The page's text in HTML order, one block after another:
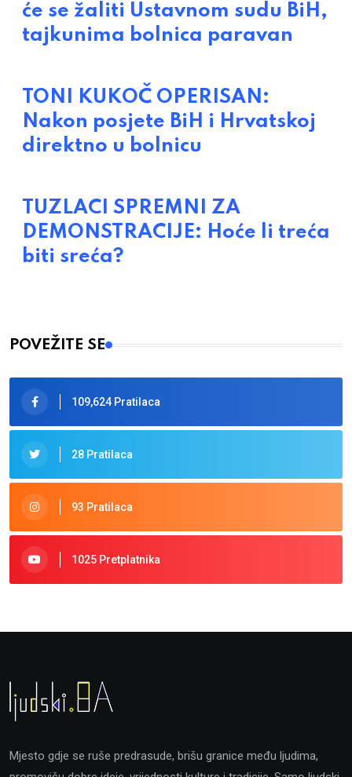
će se žaliti Ustavnom sudu BiH,
tajkunima bolnica paravan
TONI KUKOČ OPERISAN:
Nakon posjete BiH i Hrvatskoj
direktno u bolnicu
TUZLACI SPREMNI ZA
DEMONSTRACIJE: Hoće li treća
biti sreća?
POVEŽITE SE
109,624 Pratilaca
28 Pratilaca
93 Pratilaca
1025 Pretplatnika
Mjesto gdje se ruše predrasude, brišu granice među ljudima,